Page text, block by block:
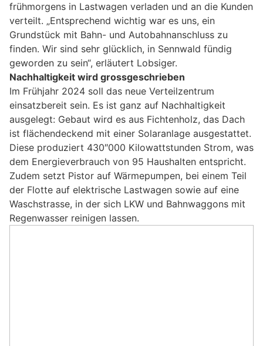
frühmorgens in Lastwagen verladen und an die Kunden
verteilt. „Entsprechend wichtig war es uns, ein
Grundstück mit Bahn- und Autobahnanschluss zu
finden. Wir sind sehr glücklich, in Sennwald fündig
geworden zu sein“, erläutert Lobsiger.
Nachhaltigkeit wird grossgeschrieben
Im Frühjahr 2024 soll das neue Verteilzentrum
einsatzbereit sein. Es ist ganz auf Nachhaltigkeit
ausgelegt: Gebaut wird es aus Fichtenholz, das Dach
ist flächendeckend mit einer Solaranlage ausgestattet.
Diese produziert 430″000 Kilowattstunden Strom, was
dem Energieverbrauch von 95 Haushalten entspricht.
Zudem setzt Pistor auf Wärmepumpen, bei einem Teil
der Flotte auf elektrische Lastwagen sowie auf eine
Waschstrasse, in der sich LKW und Bahnwaggons mit
Regenwasser reinigen lassen.